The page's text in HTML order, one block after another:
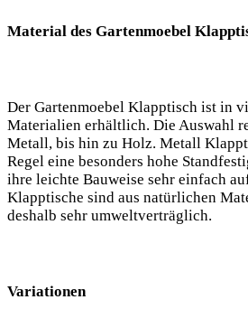
Material des Gartenmoebel
Der Gartenmoebel Klapptisch ist in
Materialien erhältlich. Die Auswahl
Metall, bis hin zu Holz. Metall
Regel eine besonders hohe
ihre leichte Bauweise sehr einfach
Klapptische sind aus natürlichen
deshalb sehr umweltverträglich.
Variationen